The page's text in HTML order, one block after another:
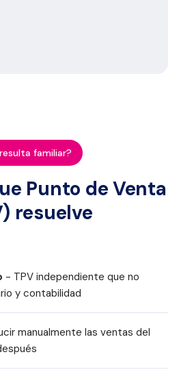
familiar?
Punto de Venta
resuelve
- TPV independiente que no
y contabilidad
manualmente las ventas del